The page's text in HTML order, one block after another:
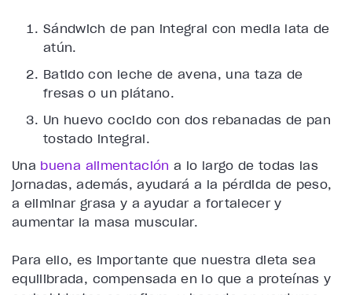
Sándwich de pan integral con media lata de
atún.
Batido con leche de avena, una taza de
fresas o un plátano.
Un huevo cocido con dos rebanadas de pan
tostado integral.
Una buena alimentación a lo largo de todas las
jornadas, además, ayudará a la pérdida de peso,
a eliminar grasa y a ayudar a fortalecer y
aumentar la masa muscular.
Para ello, es importante que nuestra dieta sea
equilibrada, compensada en lo que a proteínas y